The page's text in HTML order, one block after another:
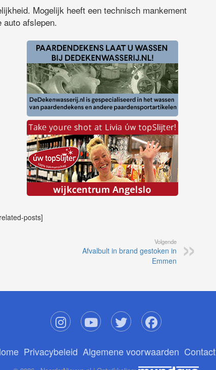
Mogelijk heeft een technisch mankement
afslepen.
posts]
Volgende
Afvalbult in brand gestoken in
Emmen
Privacybeleid Algemene voorwaarden Contact